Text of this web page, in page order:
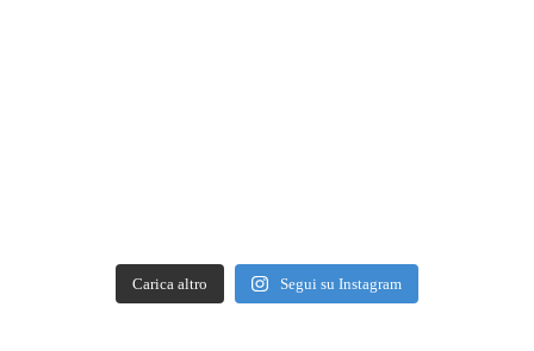
Carica altro Segui su Instagram